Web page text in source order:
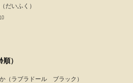
いふく）
）
（ラブラドール ブラック）